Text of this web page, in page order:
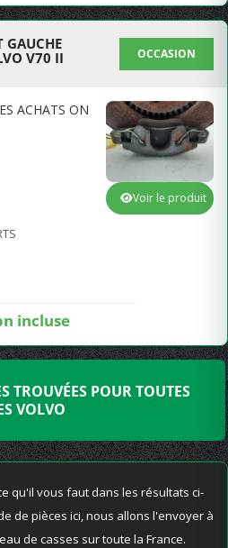
GAUCHE
V70 II
OCCASION
ACHATS ON
incluse
Voir le produit
TROUVÉES POUR TOUTES
VOLVO
qu'il vous faut dans les résultats ci-
de pièces ici, nous allons l'envoyer à
de casses sur toute la France.